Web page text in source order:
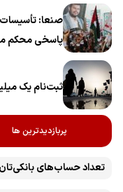
صنعا:
پاسخی محکم
ثبت‌نام یک میلیون و 700 هزار زائر
پربازدیدترین ها
تعداد حساب‌های بانکی‌تان